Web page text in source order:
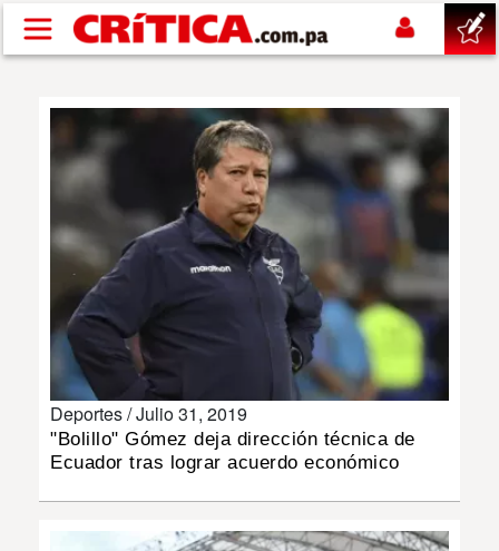
Pasar al contenido principal
SUCESOS
NACIONAL
SHOW
DEPORTES
Deportes /Julio 31, 2019
"Bolillo" Gómez deja dirección técnica de
Ecuador tras lograr acuerdo económico